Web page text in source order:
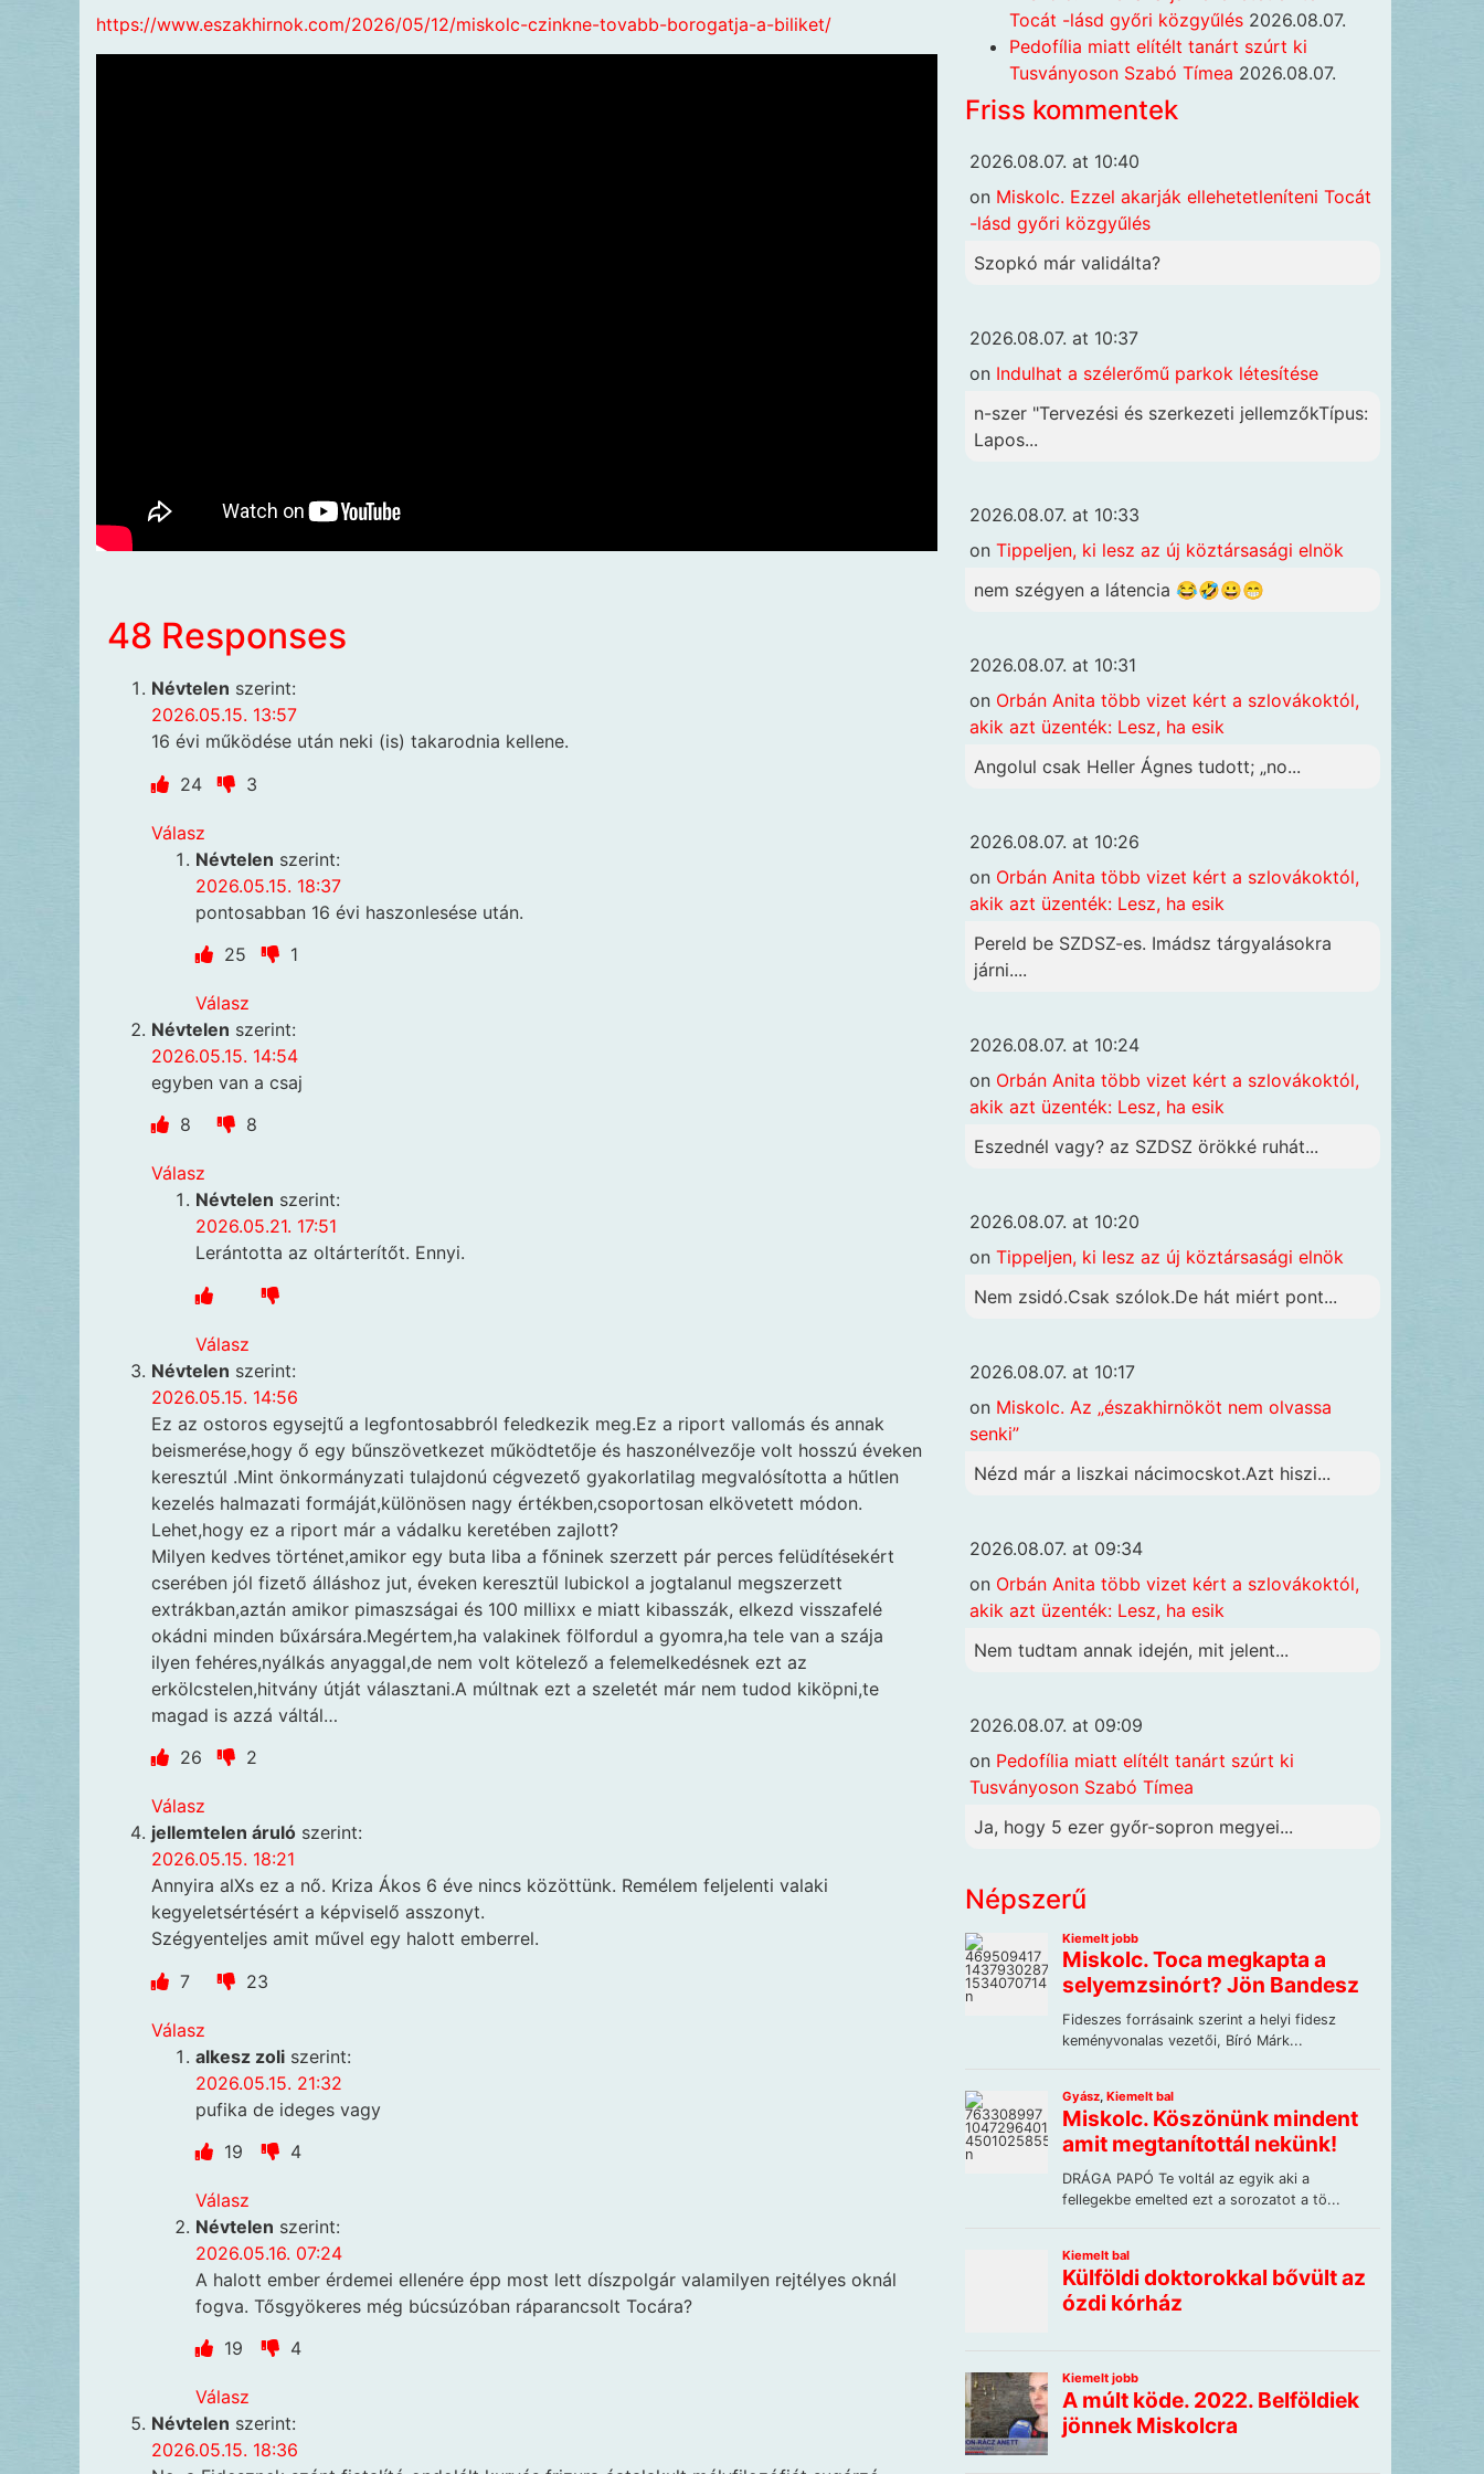
https://www.eszakhirnok.com/2026/05/12/miskolc-czinkne-tovabb-borogatja-a-biliket/
48 Responses
Névtelen szerint:
2026.05.15. 13:57
16 évi működése után neki (is) takarodnia kellene.
24
3
Válasz
Névtelen szerint:
2026.05.15. 18:37
pontosabban 16 évi haszonlesése után.
25
1
Válasz
Névtelen szerint:
2026.05.15. 14:54
egyben van a csaj
8
8
Válasz
Névtelen szerint:
2026.05.21. 17:51
Lerántotta az oltárterítőt. Ennyi.
Válasz
Névtelen szerint:
2026.05.15. 14:56
Ez az ostoros egysejtű a legfontosabbról feledkezik meg.Ez a riport vallomás és annak
beismerése,hogy ő egy bűnszövetkezet működtetője és haszonélvezője volt hosszú éveken
keresztúl .Mint önkormányzati tulajdonú cégvezető gyakorlatilag megvalósította a hűtlen
kezelés halmazati formáját,különösen nagy értékben,csoportosan elkövetett módon.
Lehet,hogy ez a riport már a vádalku keretében zajlott?
Milyen kedves történet,amikor egy buta liba a főninek szerzett pár perces felüdítésekért
cserében jól fizető álláshoz jut, éveken keresztül lubickol a jogtalanul megszerzett
extrákban,aztán amikor pimaszságai és 100 millixx e miatt kibasszák, elkezd visszafelé
okádni minden bűxársára.Megértem,ha valakinek fölfordul a gyomra,ha tele van a szája
ilyen fehéres,nyálkás anyaggal,de nem volt kötelező a felemelkedésnek ezt az
erkölcstelen,hitvány útját választani.A múltnak ezt a szeletét már nem tudod kiköpni,te
magad is azzá váltál…
26
2
Válasz
jellemtelen áruló szerint:
2026.05.15. 18:21
Annyira alXs ez a nő. Kriza Ákos 6 éve nincs közöttünk. Remélem feljelenti valaki
kegyeletsértésért a képviselő asszonyt.
Szégyenteljes amit művel egy halott emberrel.
7
23
Válasz
alkesz zoli szerint:
2026.05.15. 21:32
pufika de ideges vagy
19
4
Válasz
Névtelen szerint:
2026.05.16. 07:24
A halott ember érdemei ellenére épp most lett díszpolgár valamilyen rejtélyes oknál
fogva. Tősgyökeres még búcsúzóban ráparancsolt Tocára?
19
4
Válasz
Névtelen szerint:
2026.05.15. 18:36
Tocát -lásd győri közgyűlés 2026.08.07.
Pedofília miatt elítélt tanárt szúrt ki
Tusványoson Szabó Tímea 2026.08.07.
Friss kommentek
2026.08.07. at 10:40
on Miskolc. Ezzel akarják ellehetetleníteni Tocát
-lásd győri közgyűlés
Szopkó már validálta?
2026.08.07. at 10:37
on Indulhat a szélerőmű parkok létesítése
n-szer "Tervezési és szerkezeti jellemzőkTípus:
Lapos...
2026.08.07. at 10:33
on Tippeljen, ki lesz az új köztársasági elnök
nem szégyen a látencia 😂🤣😀😁
2026.08.07. at 10:31
on Orbán Anita több vizet kért a szlovákoktól,
akik azt üzenték: Lesz, ha esik
Angolul csak Heller Ágnes tudott; „no...
2026.08.07. at 10:26
on Orbán Anita több vizet kért a szlovákoktól,
akik azt üzenték: Lesz, ha esik
Pereld be SZDSZ-es. Imádsz tárgyalásokra
járni....
2026.08.07. at 10:24
on Orbán Anita több vizet kért a szlovákoktól,
akik azt üzenték: Lesz, ha esik
Eszednél vagy? az SZDSZ örökké ruhát...
2026.08.07. at 10:20
on Tippeljen, ki lesz az új köztársasági elnök
Nem zsidó.Csak szólok.De hát miért pont...
2026.08.07. at 10:17
on Miskolc. Az „északhirnököt nem olvassa
senki”
Nézd már a liszkai nácimocskot.Azt hiszi...
2026.08.07. at 09:34
on Orbán Anita több vizet kért a szlovákoktól,
akik azt üzenték: Lesz, ha esik
Nem tudtam annak idején, mit jelent...
2026.08.07. at 09:09
on Pedofília miatt elítélt tanárt szúrt ki
Tusványoson Szabó Tímea
Ja, hogy 5 ezer győr-sopron megyei...
Népszerű